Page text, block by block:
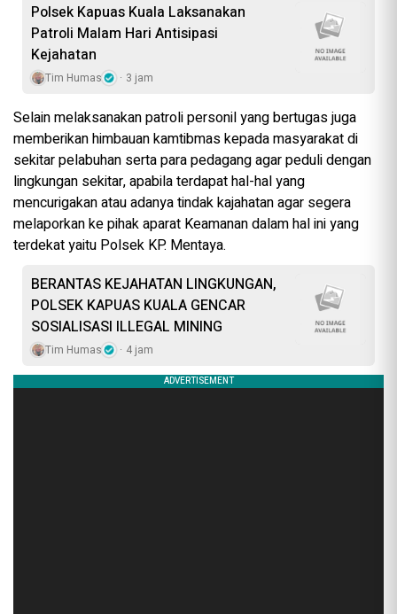
Polsek Kapuas Kuala Laksanakan
Patroli Malam Hari Antisipasi
Kejahatan
Tim Humas 3 jam
Selain melaksanakan patroli personil yang bertugas juga
memberikan himbauan kamtibmas kepada masyarakat di
sekitar pelabuhan serta para pedagang agar peduli dengan
lingkungan sekitar, apabila terdapat hal-hal yang
mencurigakan atau adanya tindak kajahatan agar segera
melaporkan ke pihak aparat Keamanan dalam hal ini yang
terdekat yaitu Polsek KP. Mentaya.
BERANTAS KEJAHATAN LINGKUNGAN,
POLSEK KAPUAS KUALA GENCAR
SOSIALISASI ILLEGAL MINING
Tim Humas 4 jam